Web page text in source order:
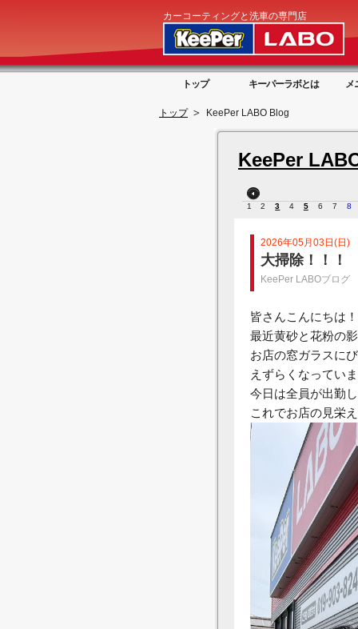
カーコーティングと洗車の専門店
トップ キーパーラボとは メ
トップ KeePer LABO Blog
KeePer
1 2 3 4 5 6 7 8
2026年05月03日(日)
大掃除！！
KeePer LABOブログ
皆さんこんにちは
最近黄砂と花粉の
お店の窓ガラスに
えずらくなってい
今日は全員が出勤
これでお店の見栄